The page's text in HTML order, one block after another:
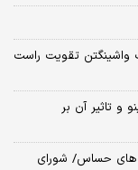
واشینگتن تقویت راست
و تاثیر آن بر
حساس/ شورای